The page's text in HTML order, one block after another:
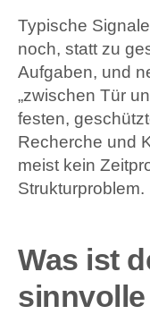
Typische
noch, statt zu
Aufgaben, und
„zwischen Tür
festen,
Recherche und
meist kein
Strukturproblem.
Was ist